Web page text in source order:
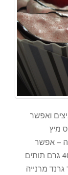
ואפשר
כשר לפסח. מצרכים: 1/2 כוס מיץ
– אפשר
ריץ' צמחית שקית אינסטנט פודינג וניל 400 גרם תותים
כף ליקר גרנד מרנייה